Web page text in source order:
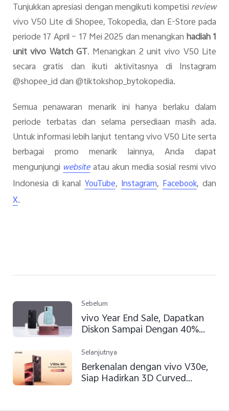
Tunjukkan apresiasi dengan mengikuti kompetisi review
vivo V50 Lite di Shopee, Tokopedia, dan E-Store pada
periode 17 April – 17 Mei 2025 dan menangkan hadiah 1
unit vivo Watch GT. Menangkan 2 unit vivo V50 Lite
secara gratis dan ikuti aktivitasnya di Instagram
@shopee_id dan @tiktokshop_bytokopedia.
Semua penawaran menarik ini hanya berlaku dalam
periode terbatas dan selama persediaan masih ada.
Untuk informasi lebih lanjut tentang vivo V50 Lite serta
berbagai promo menarik lainnya, Anda dapat
mengunjungi websiteatau akun media sosial resmi vivo
Indonesia di kanal YouTube, Instagram, Facebook, dan
X.
Sebelum
vivo Year End Sale, Dapatkan
Diskon Sampai Dengan 40%
Rupiah!
Selanjutnya
Berkenalan dengan vivo V30e,
Siap Hadirkan 3D Curved